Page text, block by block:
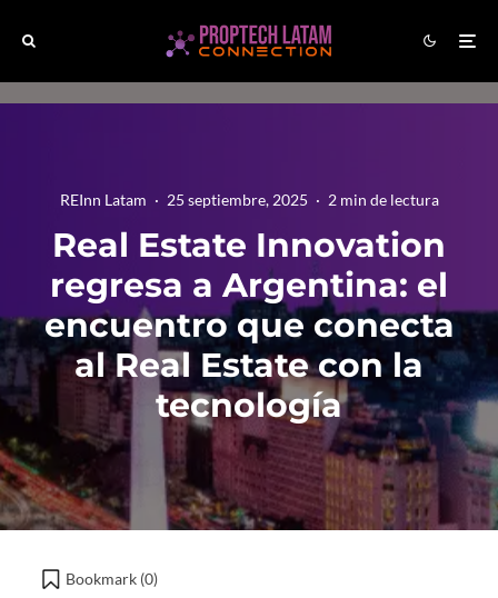
REInn Latam · 25 septiembre, 2025 · 2 min de lectura
Real Estate Innovation
regresa a Argentina: el
encuentro que conecta
al Real Estate con la
tecnología
Bookmark (0)